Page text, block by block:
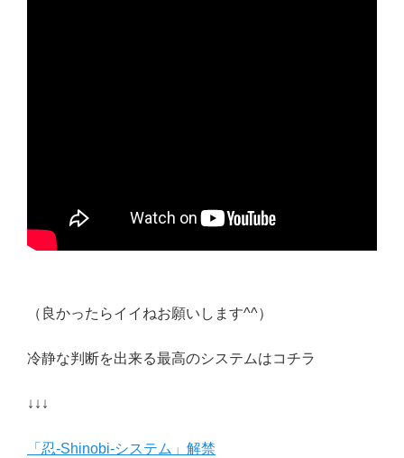
（良かったらイイねお願いします^^）
冷静な判断を出来る最高のシステムはコチラ
↓↓↓
「忍-Shinobi-システム」解禁